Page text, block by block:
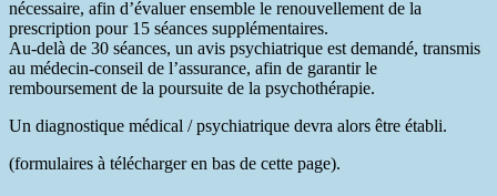
nécessaire, afin d’évaluer ensemble le renouvellement de la
prescription pour 15 séances supplémentaires.
Au-delà de 30 séances, un avis psychiatrique est demandé, transmis
au médecin-conseil de l’assurance, afin de garantir le
remboursement de la poursuite de la psychothérapie.
Un diagnostique médical / psychiatrique devra alors être établi.
(formulaires à télécharger en bas de cette page).